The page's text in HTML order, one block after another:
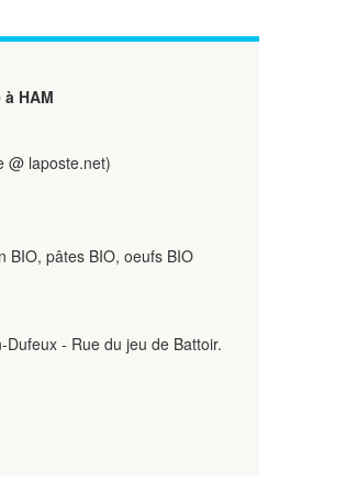
à HAM
@ laposte.net)
BIO, pâtes BIO, oeufs BIO
- Rue du jeu de Battoir.